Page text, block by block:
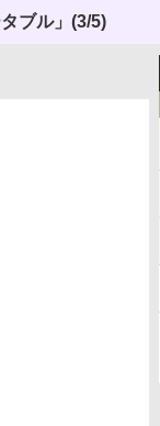
ブル」 (3/5)